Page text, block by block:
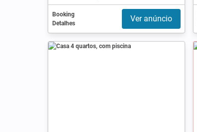
Booking
Detalhes
Ver anúncio